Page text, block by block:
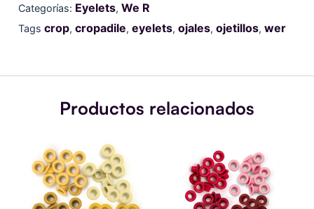
Categorías: Eyelets, We R
Tags crop, cropadile, eyelets, ojales, ojetillos, wer
Productos relacionados
estándar
Amarillo
cantidad
estandar
Rojo
cantidad